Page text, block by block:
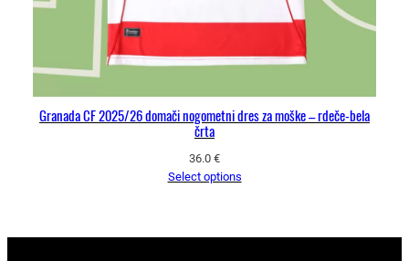
Granada CF 2025/26 domači nogometni dres za moške – rdeče-bela
črta
36.0 €
Select options